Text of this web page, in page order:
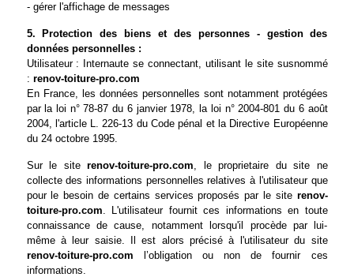
- gérer l'affichage de messages
5. Protection des biens et des personnes - gestion des
données personnelles :
Utilisateur : Internaute se connectant, utilisant le site susnommé
: renov-toiture-pro.com
En France, les données personnelles sont notamment protégées
par la loi n° 78-87 du 6 janvier 1978, la loi n° 2004-801 du 6 août
2004, l'article L. 226-13 du Code pénal et la Directive Européenne
du 24 octobre 1995.
Sur le site renov-toiture-pro.com, le proprietaire du site ne
collecte des informations personnelles relatives à l'utilisateur que
pour le besoin de certains services proposés par le site renov-
toiture-pro.com. L'utilisateur fournit ces informations en toute
connaissance de cause, notamment lorsqu'il procède par lui-
même à leur saisie. Il est alors précisé à l'utilisateur du site
renov-toiture-pro.com l’obligation ou non de fournir ces
informations.